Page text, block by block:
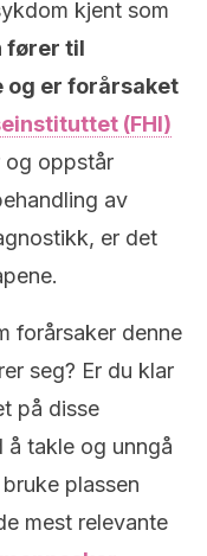
kjent som
fører til
og er forårsaket
(FHI)
og oppstår
av
er det
forårsaker denne
seg? Er du klar
på disse
å takle og unngå
plassen
mest relevante